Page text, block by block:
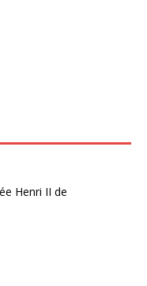
Henri II de